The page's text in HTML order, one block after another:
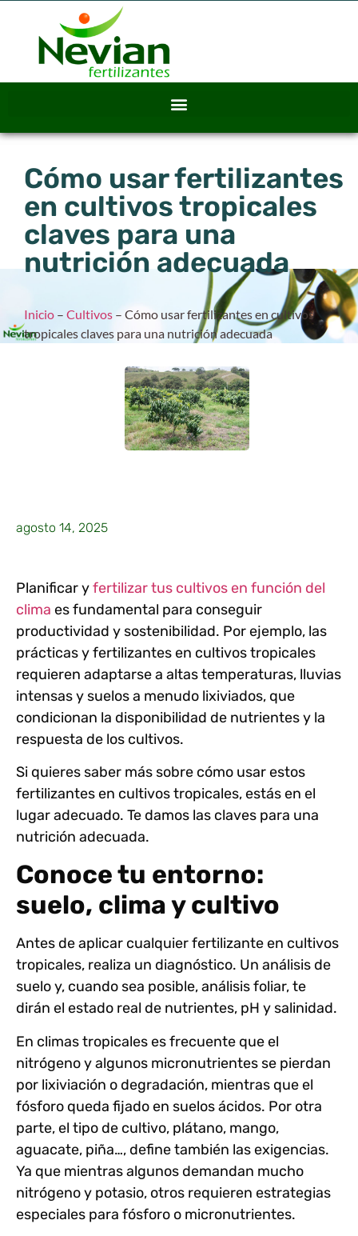
Cómo usar fertilizantes
en cultivos tropicales
claves para una
nutrición adecuada
Inicio – Cultivos – Cómo usar fertilizantes en cultivos
tropicales claves para una nutrición adecuada
agosto 14, 2025
Planificar yfertilizar tus cultivos en función del
clima es fundamental para conseguir
productividad y sostenibilidad. Por ejemplo, las
prácticas y fertilizantes en cultivos tropicales
requieren adaptarse a altas temperaturas, lluvias
intensas y suelos a menudo lixiviados, que
condicionan la disponibilidad de nutrientes y la
respuesta de los cultivos.
Si quieres saber más sobre cómo usar estos
fertilizantes en cultivos tropicales, estás en el
lugar adecuado. Te damos las claves para una
nutrición adecuada.
Conoce tu entorno:
suelo, clima y cultivo
Antes de aplicar cualquier fertilizante en cultivos
tropicales, realiza un diagnóstico. Un análisis de
sueloy, cuando sea posible,análisis foliar, te
dirán el estado real de nutrientes, pH y salinidad.
En climas tropicales es frecuente que el
nitrógeno y algunos micronutrientes se pierdan
por lixiviación o degradación, mientras que el
fósforo queda fijado en suelos ácidos. Por otra
parte, el tipo de cultivo, plátano, mango,
aguacate, piña…, define también las exigencias.
Ya que mientras algunos demandan mucho
nitrógeno y potasio, otros requieren estrategias
especiales para fósforo o micronutrientes.